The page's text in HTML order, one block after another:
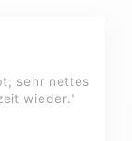
sehr nettes
wieder."